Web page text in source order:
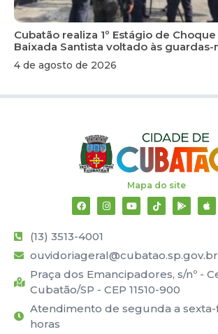
Cubatão realiza 1º Estágio de
Baixada Santista voltado às
4 de agosto de 2026
Mapa do site
(13) 3513-4001
ouvidoriageral@cubatao.sp.gov.br
Praça dos Emancipadores, s/nº -
Cubatão/SP - CEP 11510-900
Atendimento de segunda a sexta-
horas